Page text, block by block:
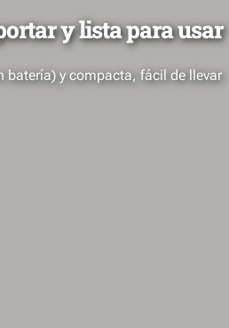
y lista para usar
batería) y compacta, fácil de llevar